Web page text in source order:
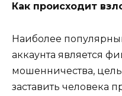
Как происходит
Наиболее
аккаунта является
мошенничества,
заставить человека